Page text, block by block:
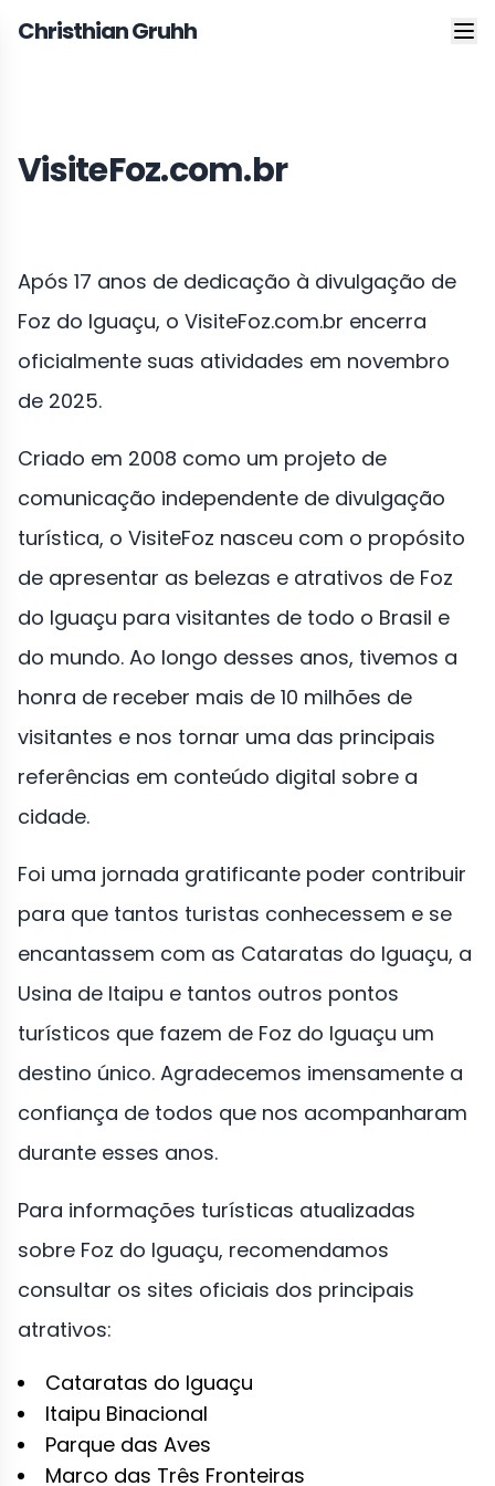
Christhian Gruhh
VisiteFoz.com.br
Após 17 anos de dedicação à divulgação de
Foz do Iguaçu, o VisiteFoz.com.br encerra
oficialmente suas atividades em novembro
de 2025.
Criado em 2008 como um projeto de
comunicação independente de divulgação
turística, o VisiteFoz nasceu com o propósito
de apresentar as belezas e atrativos de Foz
do Iguaçu para visitantes de todo o Brasil e
do mundo. Ao longo desses anos, tivemos a
honra de receber mais de 10 milhões de
visitantes e nos tornar uma das principais
referências em conteúdo digital sobre a
cidade.
Foi uma jornada gratificante poder contribuir
para que tantos turistas conhecessem e se
encantassem com as Cataratas do Iguaçu, a
Usina de Itaipu e tantos outros pontos
turísticos que fazem de Foz do Iguaçu um
destino único. Agradecemos imensamente a
confiança de todos que nos acompanharam
durante esses anos.
Para informações turísticas atualizadas
sobre Foz do Iguaçu, recomendamos
consultar os sites oficiais dos principais
atrativos:
Cataratas do Iguaçu
Itaipu Binacional
Parque das Aves
Marco das Três Fronteiras